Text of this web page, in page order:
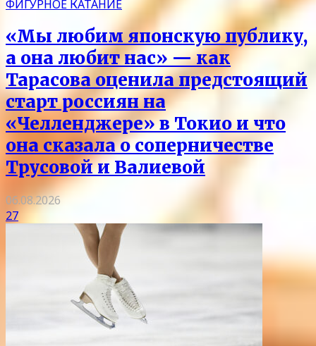
ФИГУРНОЕ КАТАНИЕ
«Мы любим японскую публику,
а она любит нас» — как
Тарасова оценила предстоящий
старт россиян на
«Челленджере» в Токио и что
она сказала о соперничестве
Трусовой и Валиевой
06.08.2026
27